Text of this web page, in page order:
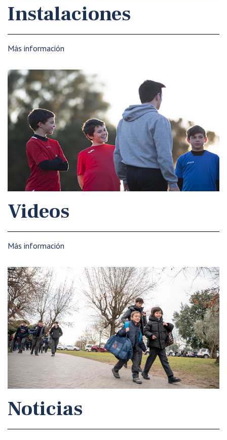
Instalaciones
Más información
Videos
Más información
Noticias